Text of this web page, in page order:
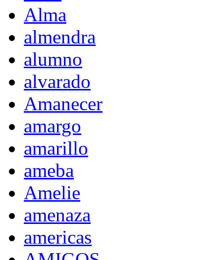
Alma
almendra
alumno
alvarado
Amanecer
amargo
amarillo
ameba
Amelie
amenaza
americas